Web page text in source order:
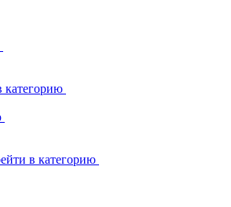
категорию
в категорию